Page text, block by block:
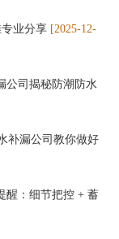
业分享 [2025-12-
公司揭秘防潮防水
补漏公司教你做好
醒：细节把控 + 蓄